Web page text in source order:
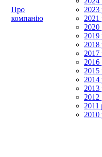
Про
компанію
2023
2021
2020
2019
2018
2017
2016
2015
2014
2013
2012
2011
2010